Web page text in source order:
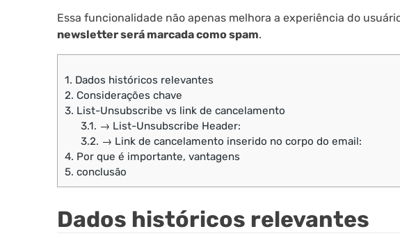
Essa funcionalidade não apenas melhora a experiência do
newsletter será marcada como spam.
1. Dados históricos relevantes
2. Considerações chave
3. List-Unsubscribe vs link de cancelamento
3.1. → List-Unsubscribe Header:
3.2. → Link de cancelamento inserido no corpo do email:
4. Por que é importante, vantagens
5. conclusão
Dados históricos relevantes